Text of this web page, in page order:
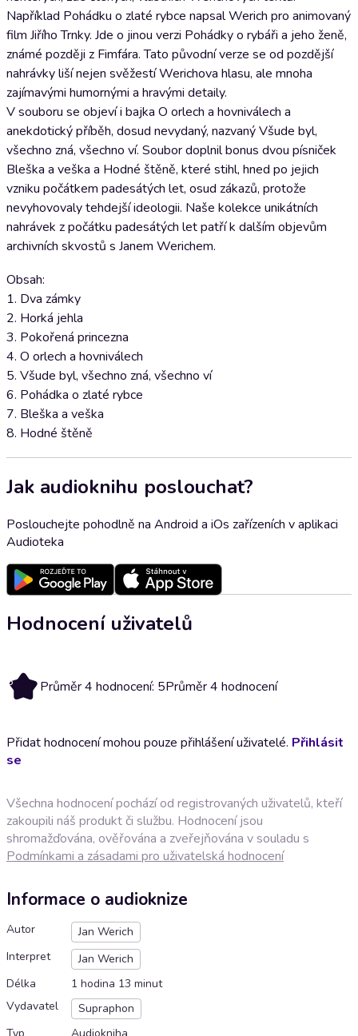
Například Pohádku o zlaté rybce napsal Werich pro animovaný
film Jiřího Trnky. Jde o jinou verzi Pohádky o rybáři a jeho ženě,
známé později z Fimfára. Tato původní verze se od pozdější
nahrávky liší nejen svěžestí Werichova hlasu, ale mnoha
zajímavými humornými a hravými detaily.
V souboru se objeví i bajka O orlech a hovniválech a
anekdotický příběh, dosud nevydaný, nazvaný Všude byl,
všechno zná, všechno ví. Soubor doplnil bonus dvou písniček
Bleška a veška a Hodné štěně, které stihl, hned po jejich
vzniku počátkem padesátých let, osud zákazů, protože
nevyhovovaly tehdejší ideologii. Naše kolekce unikátních
nahrávek z počátku padesátých let patří k dalším objevům
archivních skvostů s Janem Werichem.
Obsah:
1. Dva zámky
2. Horká jehla
3. Pokořená princezna
4. O orlech a hovniválech
5. Všude byl, všechno zná, všechno ví
6. Pohádka o zlaté rybce
7. Bleška a veška
8. Hodné štěně
Jak audioknihu poslouchat?
Poslouchejte pohodlně na Android a iOs zařízeních v aplikaci
Audioteka
Hodnocení uživatelů
5 Průměr 4 hodnocení: 5Průměr 4 hodnocení
Přidat hodnocení mohou pouze přihlášení uživatelé. Přihlásit
se
Všechna hodnocení pochází od registrovaných uživatelů, kteří
zakoupili náš produkt či službu. Hodnocení jsou
shromažďována, ověřována a zveřejňována v souladu s
Podmínkami a zásadami pro uživatelská hodnocení
Informace o audioknize
Autor
Jan Werich
Interpret
Jan Werich
Délka
1 hodina 13 minut
Vydavatel
Supraphon